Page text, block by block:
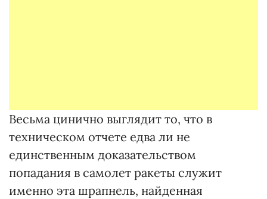
Весьма цинично выглядит то, что в
техническом отчете едва ли не
единственным доказательством
попадания в самолет ракеты служит
именно эта шрапнель, найденная